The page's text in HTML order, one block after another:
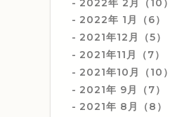
2022年 2月（10）
2022年 1月（6）
2021年12月（5）
2021年11月（7）
2021年10月（10）
2021年 9月（7）
2021年 8月（8）